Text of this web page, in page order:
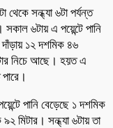
থেকে সন্ধ্যা ৬টা পর্যন্ত
সকাল ৬টায় এ পয়েন্টে পানি
১২ দশমিক ৪৬
নিচে আছে। হয়ত এ
পানি বেড়েছে ১ দশমিক
মিটার। সন্ধ্যা ৬টায় তা